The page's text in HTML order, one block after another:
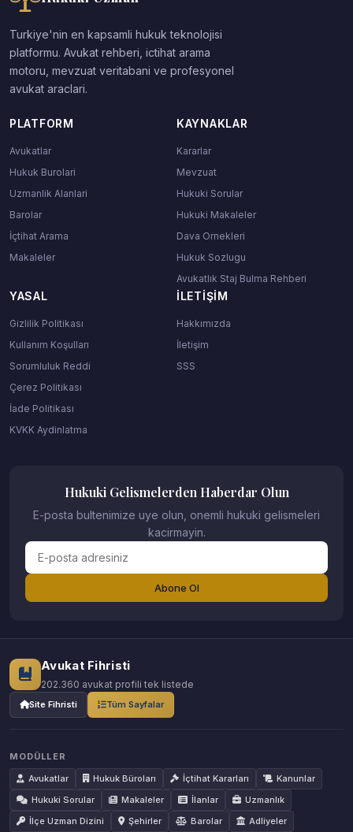
Turkiye'nin en kapsamli hukuk teknolojisi
platformu. Avukat rehberi, ictihat arama
motoru, mevzuat veritabani ve profesyonel
avukat araclari.
PLATFORM
Avukatlar
Hukuk Burolari
Uzmanlik Alanlari
Barolar
İçtihat Arama
Makaleler
KAYNAKLAR
Kararlar
Mevzuat
Hukuki Sorular
Hukuki Makaleler
Dava Ornekleri
Hukuk Sozlugu
Avukatlık Staj Bulma Rehberi
YASAL
Gizlilik Politikası
Kullanım Koşulları
Sorumluluk Reddi
Çerez Politikası
İade Politikası
KVKK Aydinlatma
İLETIŞIM
Hakkımızda
İletişim
SSS
Hukuki Gelismelerden Haberdar Olun
E-posta bultenimize uye olun, onemli hukuki gelismeleri
kacirmayin.
Abone Ol
Avukat Fihristi
202.360 avukat profili tek listede
Site Fihristi Tüm Sayfalar
MODÜLLER
Avukatlar
Hukuk Büroları İçtihat Kararları
Kanunlar
Hukuki Sorular
Makaleler İlanlar
Uzmanlık
İlçe Uzman Dizini
Şehirler Barolar
Adliyeler